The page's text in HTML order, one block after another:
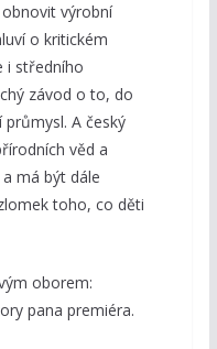
výrobní
o kritickém
i středního
závod o to, do
A český
věd a
má být dále
toho, co děti
oborem:
pana premiéra.